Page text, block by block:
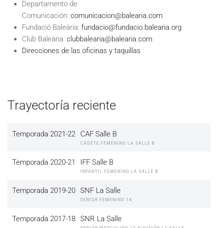
Departamento de
Comunicación: comunicacion@balearia.com
Fundació Baleària: fundacio@fundacio.balearia.org
Club Baleària: clubbalearia@balearia.com
Direcciones de las oficinas y taquillas
Trayectoría reciente
Temporada 2021-22 CAF Salle B
CADETE FEMENINO LA SALLE B
Temporada 2020-21 IFF Salle B
INFANTIL FEMENINO LA SALLE B
Temporada 2019-20 SNF La Salle
SENIOR FEMENINO 1A
Temporada 2017-18 SNR La Salle